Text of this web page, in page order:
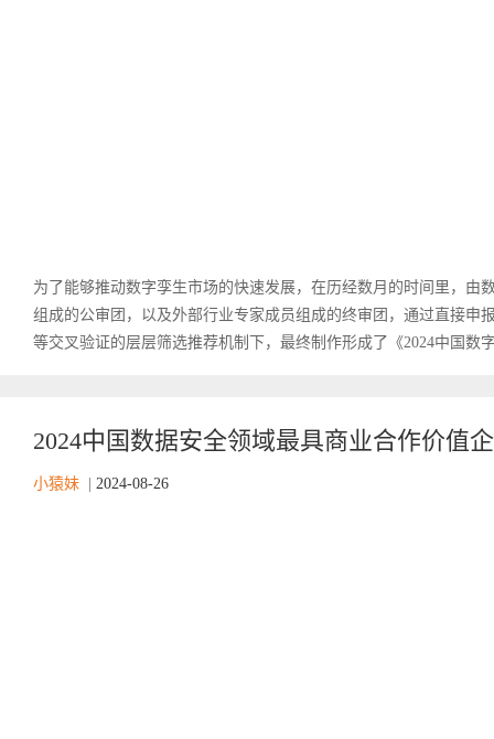
为了能够推动数字孪生市场的快速发展，在历经数月的时间里，由
组成的公审团，以及外部行业专家成员组成的终审团，通过直接申
等交叉验证的层层筛选推荐机制下，最终制作形成了《2024中国数
2024中国数据安全领域最具商业合作价值
小猿妹 2024-08-26